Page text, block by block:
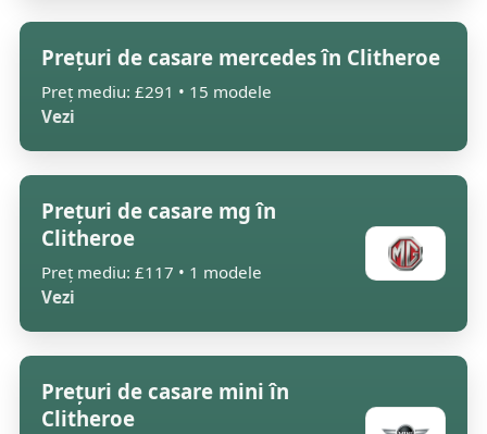
Prețuri de casare mercedes în Clitheroe
Preț mediu: £291 • 15 modele
Vezi
Prețuri de casare mg în
Clitheroe
Preț mediu: £117 • 1 modele
Vezi
Prețuri de casare mini în
Clitheroe